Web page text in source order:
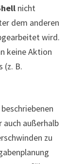
nicht
dem anderen
wird.
keine Aktion
(z. B.
auch außerhalb
zu